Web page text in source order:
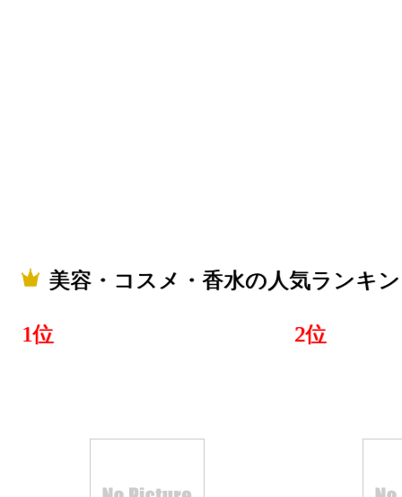
美容・コ
グ：11位
美容・コスメ・香水の人気ランキ
1位 2位